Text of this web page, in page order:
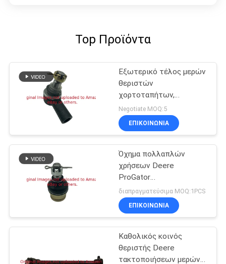
Top Προϊόντα
Εξωτερικό τέλος μερών
θεριστών
χορτοταπήτων,
θεριστής Deere
τακτοποιήσεων
κυλίνδρων GTCA17297
Negotiate MOQ:5
ΕΠΙΚΟΙΝΩΝΊΑ
Όχημα πολλαπλών
χρήσεων Deere
ProGator
τακτοποιήσεων
ενώσεων σφαιρών
μερών θεριστών
GMIU800522
διαπραγματεύσιμα MOQ:1PCS
ΕΠΙΚΟΙΝΩΝΊΑ
Καθολικός κοινός
θεριστής Deere
τακτοποιήσεων μερών